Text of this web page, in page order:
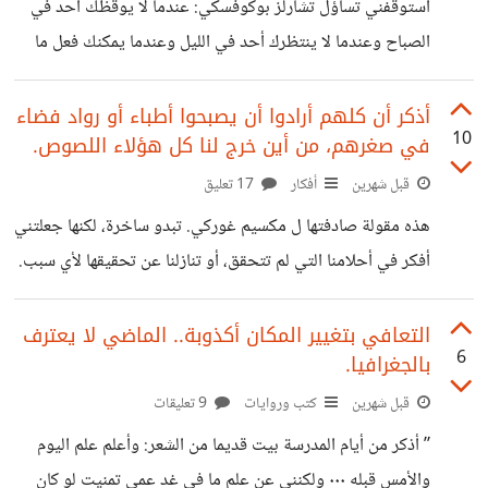
ويملك هؤلاء الأشخاص حيوانات أليفة مختلفة، ويشربون
مشروبات مختلفة، ويتناول كل واحد منهم نوعًا مختلفًا من
الطعام. 2- الرجل الأسترالي يعيش في منزل بابه أحمر. 3-
استوقفني تساؤل تشارلز بوكوفسكي: عندما لا يوقظك أحد في
الصباح وعندما لا ينتظرك أحد في الليل وعندما يمكنك فعل ما
تريد هل تسمي ذلك حرية أم وحدة ؟ لاحظت أن ذلك أقرب
للحرية، من الغريب أنني في أوقات كثيرة أشعر بالوحدة مع
الناس ولا أشعر بها وأنا بمفردي، شعور الوحدة شعور داخلي. هناك
من هو وحيد معظم الوقت لكنه لا يشعر بوحدة، لأنه اختار هذا
النمط الذي يستريح فيه أكثر من عناء المجاملات والالتزامات
ويكرس وقته لعمل ما يريده دون
10
أذكر أن كلهم أرادوا أن يصبحوا أطباء أو رواد فضاء
في صغرهم، من أين خرج لنا كل هؤلاء اللصوص.
قبل شهرين أفكار
هذه مقولة صادفتها ل مكسيم غوركي. تبدو ساخرة، لكنها جعلتني
أفكر في أحلامنا التي لم تتحقق، أو تنازلنا عن تحقيقها لأي سبب.
منذ فترة قرأت منشوراً يسأل صاحبه: ما المهنة التي كنت تتمنى
العمل فيها وماذا تعمل الآن؟ قرأت التعليقات، آلاف من الناس كل
الأحلام تحتاج مال ومجهود قوي حتى تتحقق لذا لا نصل لما
نحب، لكن من واقع التعليقات، فالكثير من الناس يعملون في مهن
طريقها صعب
6
التعافي بتغيير المكان أكذوبة.. الماضي لا يعترف
بالجغرافيا.
قبل شهرين كتب وروايات
” أذكر من أيام المدرسة بيت قديما من الشعر: وأعلم علم اليوم
والأمس قبله ٠٠٠ ولكنني عن علم ما في غد عمي تمنيت لو كان